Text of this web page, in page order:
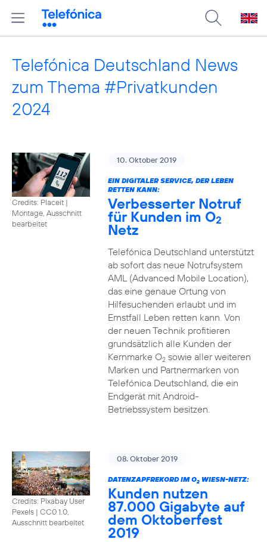
Telefónica Deutschland News
zum Thema #Privatkunden
2024
Credits: Placeit |
Montage, Ausschnitt
bearbeitet
10. Oktober 2019
EIN DIGITALER SERVICE, DER LEBEN
RETTEN KANN:
Verbesserter Notruf
für Kunden im O2
Netz
Telefónica Deutschland unterstützt
ab sofort das neue Notrufsystem
AML (Advanced Mobile Location),
das eine genaue Ortung von
Hilfesuchenden erlaubt und im
Ernstfall Leben retten kann. Von
der neuen Technik profitieren
grundsätzlich alle Kunden der
Kernmarke O2sowie aller weiteren
Marken und Partnermarken von
Telefónica Deutschland, die ein
Endgerät mit Android-
Betriebssystem besitzen.
Credits: Pixabay User
Pexels | CC0 1.0,
Ausschnitt bearbeitet
08. Oktober 2019
DATENZAPFREKORD IM O2WIESN-NETZ:
Kunden nutzen
87.000 Gigabyte auf
dem Oktoberfest
2019